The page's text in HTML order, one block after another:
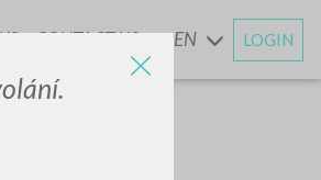
CONTACT US EN LOGIN